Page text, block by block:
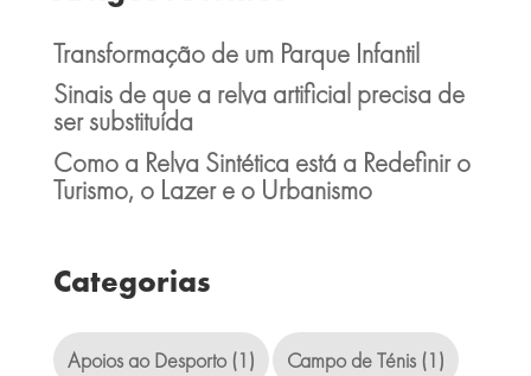
Transformação de um Parque Infantil
Sinais de que a relva artificial precisa de
ser substituída
Como a Relva Sintética está a Redefinir o
Turismo, o Lazer e o Urbanismo
Categorias
Apoios ao Desporto(1) Campo de Ténis(1)